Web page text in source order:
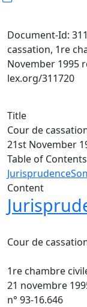
Document-Id:
cassation, 1re
November 1995
lex.org/311720
Title
Cour de
21st November
Table of Contents
Jurisprudence
Content
Cour de
1re chambre
21 novembre
n° 93-16.646